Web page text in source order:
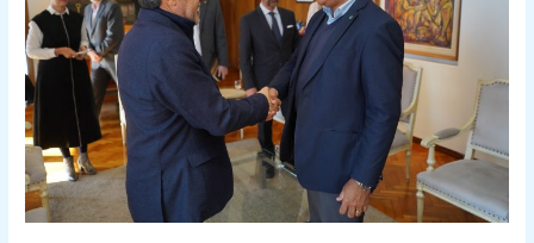
su
agenda
de
cooperación
para
el
desarrollo
de